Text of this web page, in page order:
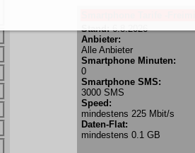
Stand:6.8.2026
Anbieter:
Alle Anbieter
Smartphone Minuten:
0
Smartphone SMS:
3000 SMS
Speed:
mindestens 225 Mbit/s
Daten-Flat:
mindestens 0.1 GB